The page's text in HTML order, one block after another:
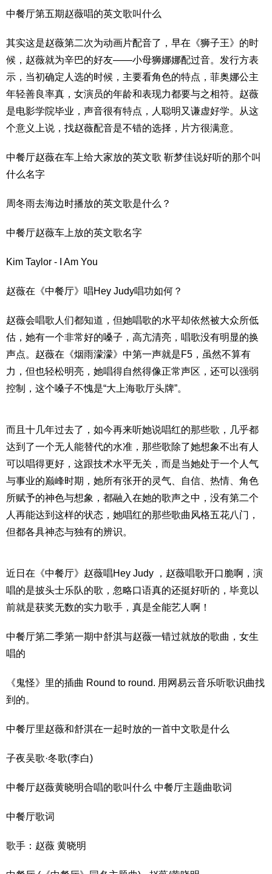
中餐厅第五期赵薇唱的英文歌叫什么
其实这是赵薇第二次为动画片配音了，早在《狮子王》的时
候，赵薇就为辛巴的好友——小母狮娜娜配过音。发行方表
示，当初确定人选的时候，主要看角色的特点，菲奥娜公主
年轻善良率真，女演员的年龄和表现力都要与之相符。赵薇
是电影学院毕业，声音很有特点，人聪明又谦虚好学。从这
个意义上说，找赵薇配音是不错的选择，片方很满意。
中餐厅赵薇在车上给大家放的英文歌 靳梦佳说好听的那个叫
什么名字
周冬雨去海边时播放的英文歌是什么？
中餐厅赵薇车上放的英文歌名字
Kim Taylor - I Am You
赵薇在《中餐厅》唱Hey Judy唱功如何？
赵薇会唱歌人们都知道，但她唱歌的水平却依然被大众所低
估，她有一个非常好的嗓子，高亢清亮，唱歌没有明显的换
声点。赵薇在《烟雨濛濛》中第一声就是F5，虽然不算有
力，但也轻松明亮，她唱得自然得像正常声区，还可以强弱
控制，这个嗓子不愧是“大上海歌厅头牌”。
而且十几年过去了，如今再来听她说唱红的那些歌，几乎都
达到了一个无人能替代的水准，那些歌除了她想象不出有人
可以唱得更好，这跟技术水平无关，而是当她处于一个人气
与事业的巅峰时期，她所有张开的灵气、自信、热情、角色
所赋予的神色与想象，都融入在她的歌声之中，没有第二个
人再能达到这样的状态，她唱红的那些歌曲风格五花八门，
但都各具神态与独有的辨识。
近日在《中餐厅》赵薇唱Hey Judy ，赵薇唱歌开口脆啊，演
唱的是披头士乐队的歌，忽略口语真的还挺好听的，毕竟以
前就是获奖无数的实力歌手，真是全能艺人啊！
中餐厅第二季第一期中舒淇与赵薇一错过就放的歌曲，女生
唱的
《鬼怪》里的插曲 Round to round. 用网易云音乐听歌识曲找
到的。
中餐厅里赵薇和舒淇在一起时放的一首中文歌是什么
子夜吴歌·冬歌(李白)
中餐厅赵薇黄晓明合唱的歌叫什么 中餐厅主题曲歌词
中餐厅歌词
歌手：赵薇 黄晓明